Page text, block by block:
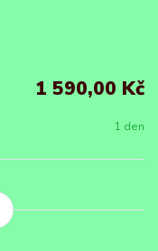
1 den
1 590,00 Kč